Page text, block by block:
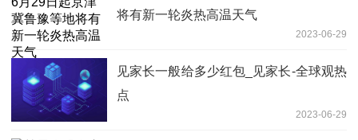
将有新一轮炎热高温天气
2023-06-29
见家长一般给多少红包_见家长-全球观热
点
2023-06-29